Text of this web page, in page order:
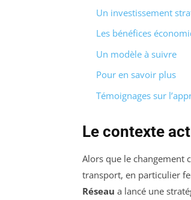
Un investissement
Les bénéfices
Un modèle à suivre
Pour en savoir plus
Témoignages sur
Le contexte
Alors que le changement
transport, en particulier
Réseau a lancé une